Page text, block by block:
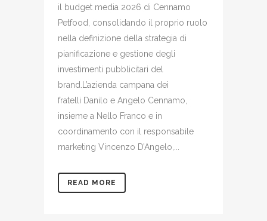
il budget media 2026 di Cennamo
Petfood, consolidando il proprio ruolo
nella definizione della strategia di
pianificazione e gestione degli
investimenti pubblicitari del
brand.L’azienda campana dei
fratelli Danilo e Angelo Cennamo,
insieme a Nello Franco e in
coordinamento con il responsabile
marketing Vincenzo D’Angelo,...
READ MORE